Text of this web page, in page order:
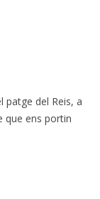
patge del Reis, a
que ens portin